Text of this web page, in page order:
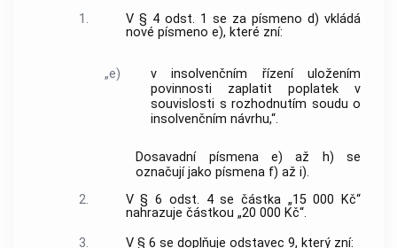
1.
V § 4 odst. 1 se za písmeno d) vkládá
nové písmeno e), které zní:
„e)
v insolvenčním řízení uložením
povinnosti zaplatit poplatek v
souvislosti s rozhodnutím soudu o
insolvenčním návrhu,“.
Dosavadní písmena e) až h) se
označují jako písmena f) až i).
2.
V § 6 odst. 4 se částka „15 000 Kč“
nahrazuje částkou „20 000 Kč“.
3.
V § 6 se doplňuje odstavec 9, který zní: